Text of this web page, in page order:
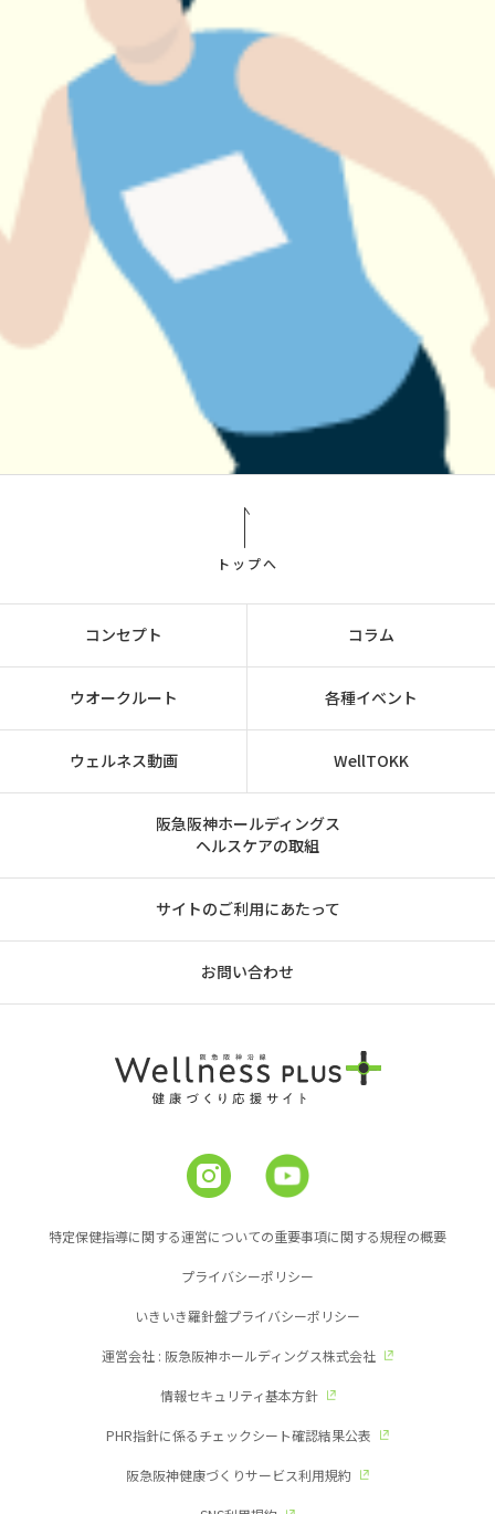
トップへ
コンセプト コラム
ウオークルート 各種イベント
ウェルネス動画 WellTOKK
阪急阪神ホールディングス
ヘルスケアの取組
サイトのご利用にあたって
お問い合わせ
特定保健指導に関する運営についての重要事項に関する規程の概要
プライバシーポリシー
いきいき羅針盤プライバシーポリシー
運営会社 : 阪急阪神ホールディングス株式会社
情報セキュリティ基本方針
PHR指針に係るチェックシート確認結果公表
阪急阪神健康づくりサービス利用規約